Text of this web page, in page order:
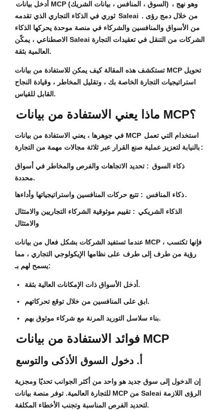
أدخل بيانات MCP (السوق ، المنافس ، بيانات الشريك) ، وهو نهج
Saleai . من خلال دمج رؤى
من الأسواق والمنافسين والشركاء في منصة موحدة يحركها الذكاء
الاصطناعي ، يمكّن Saleai الشركات من التنقل في تعقيدات التجارة
العالمية بثقة.
تستكشف هذه المقالة كيف يمكن للاستفادة من بيانات MCP تحويل
استراتيجيات التجارة الخاصة بك ، وتقليل المخاطر ، وقيادة النجاح
القابل للقياس.
ماذا يعني الاستفادة من بيانات MCP؟
في جوهرها ، يعني الاستفادة من بيانات MCP استخدام التي تعمل
بالنيابةلتعزيز عملية صنع القرار عبر ثلاثة مجالات مهمة من التجارة:
ذكاء السوق : تحديد الاتجاهات والفرص والمخاطر في أسواق
محددة.
ذكاء المنافس: تتبع حركات المنافسين واستراتيجياتها وأداءها.
الذكاء الشريكي : تقييم موثوقية الشركاء التجاريين والامتثال
والامتثال
عندما تستفيد الشركات بشكل فعال من بيانات MCP ، فإنها تكتسب
رؤية من طرف إلى طرف على نظامها الإيكولوجي التجاري ، مما
يسمح لهم بـ:
أدخل الأسواق ذات الإمكانات العالية بثقة.
ابق على المنافسين من خلال توقع تحركاتهم.
بناء سلاسل التوريد المرنة مع شركاء موثوق بهم.
فوائد الاستفادة من بيانات MCP
أ. دخول السوق الأذكى والتوسع
إن الدخول إلى سوق جديد هو واحد من أكثر الجوانب تحديًا ومجزية
للتجارة العالمية. توفر منصة بيانات MCP من Saleai الرؤى اللازمة
لتحديد الفرص المناسبة وتجنب الأخطاء المكلفة.